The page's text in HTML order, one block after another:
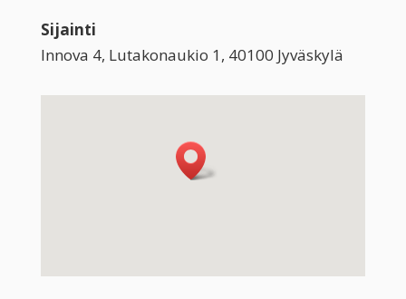
Sijainti
Innova 4, Lutakonaukio 1, 40100 Jyväskylä